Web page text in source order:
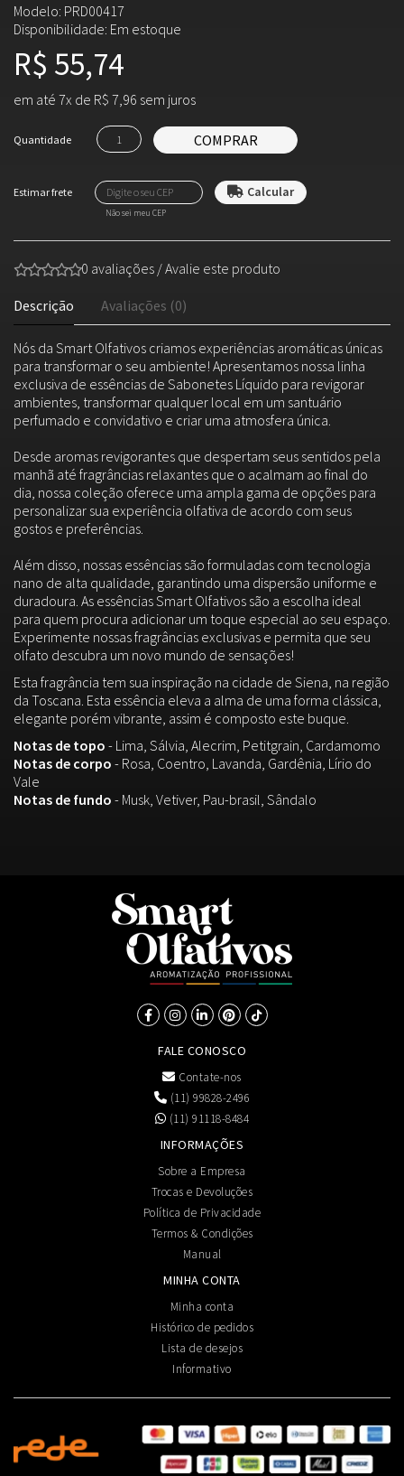
Modelo: PRD00417
Disponibilidade: Em estoque
R$ 55,74
em até 7x de R$ 7,96 sem juros
Quantidade COMPRAR
Não sei meu CEP
0 avaliações /Avalie este produto
Descrição Avaliações (0)
Nós da Smart Olfativos criamos experiências aromáticas únicas
para transformar o seu ambiente! Apresentamos nossa linha
exclusiva de essências de Sabonetes Líquido para revigorar
ambientes, transformar qualquer local em um santuário
perfumado e convidativo e criar uma atmosfera única.
Desde aromas revigorantes que despertam seus sentidos pela
manhã até fragrâncias relaxantes que o acalmam ao final do
dia, nossa coleção oferece uma ampla gama de opções para
personalizar sua experiência olfativa de acordo com seus
gostos e preferências.
Além disso, nossas essências são formuladas com tecnologia
nano de alta qualidade, garantindo uma dispersão uniforme e
duradoura. As essências Smart Olfativos são a escolha ideal
para quem procura adicionar um toque especial ao seu espaço.
Experimente nossas fragrâncias exclusivas e permita que seu
olfato descubra um novo mundo de sensações!
Esta fragrância tem sua inspiração na cidade de Siena, na região
da Toscana. Esta essência eleva a alma de uma forma clássica,
elegante porém vibrante, assim é composto este buque.
Notas de topo - Lima, Sálvia, Alecrim, Petitgrain, Cardamomo
Notas de corpo - Rosa, Coentro, Lavanda, Gardênia, Lírio do
Vale
Notas de fundo - Musk, Vetiver, Pau-brasil, Sândalo
FALE CONOSCO
Contate-nos
(11) 99828-2496
(11) 91118-8484
INFORMAÇÕES
Sobre a Empresa
Trocas e Devoluções
Política de Privacidade
Termos & Condições
Manual
MINHA CONTA
Minha conta
Histórico de pedidos
Lista de desejos
Informativo